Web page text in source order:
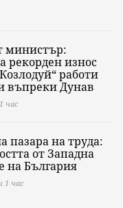
министър:
рекорден износ
работи
въпреки Дунав
час
пазара на труда:
от Западна
на България
1 час